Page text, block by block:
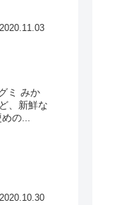
2020.11.03
ミ みか
、新鮮な
の...
2020.10.30